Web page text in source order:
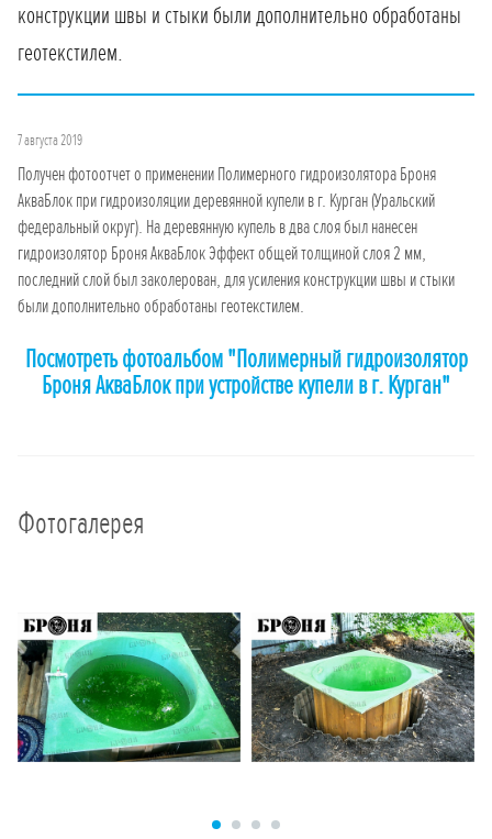
конструкции швы и стыки были дополнительно обработаны
геотекстилем.
7 августа 2019
Получен фотоотчет о применении Полимерного гидроизолятора Броня
АкваБлок при гидроизоляции деревянной купели в г. Курган (Уральский
федеральный округ). На деревянную купель в два слоя был нанесен
гидроизолятор Броня АкваБлок Эффект общей толщиной слоя 2 мм,
последний слой был заколерован, для усиления конструкции швы и стыки
были дополнительно обработаны геотекстилем.
Посмотреть фотоальбом "Полимерный гидроизолятор
Броня АкваБлок при устройстве купели в г. Курган"
Фотогалерея